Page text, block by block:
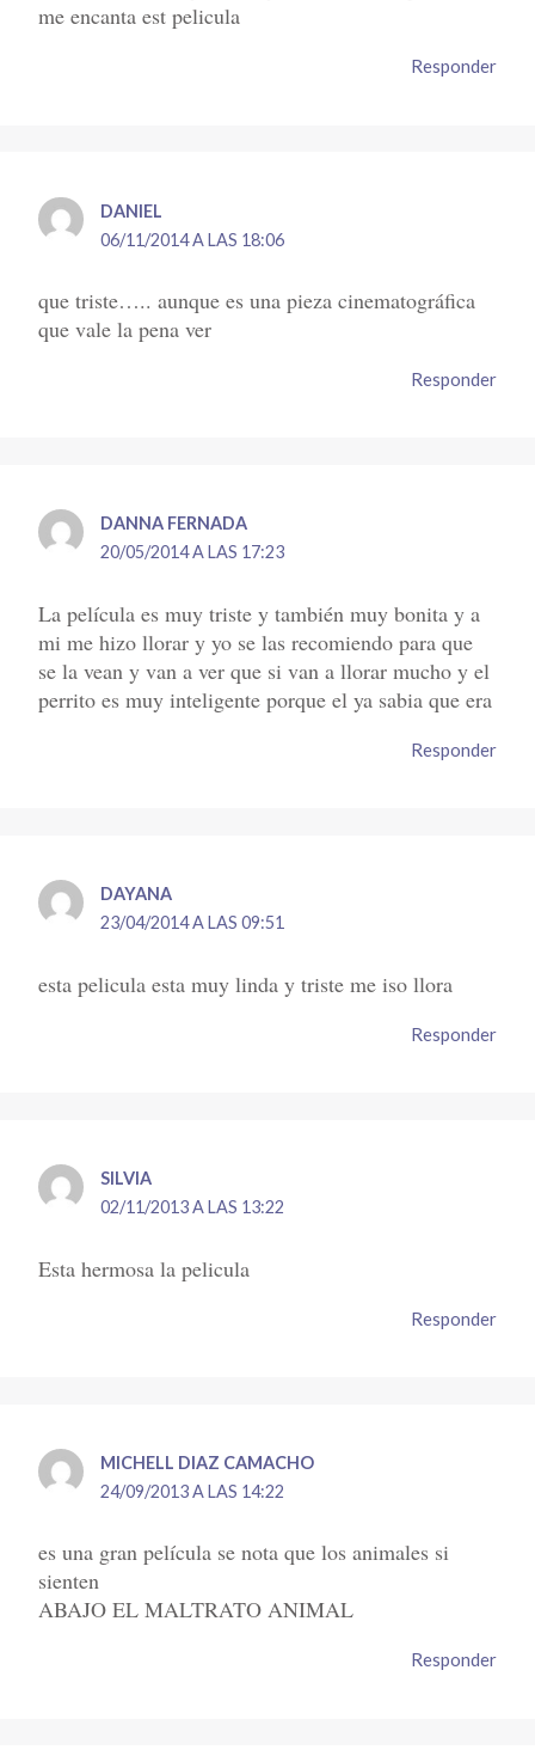
me encanta est pelicula
Responder
DANIEL
06/11/2014 A LAS 18:06
que triste….. aunque es una pieza cinematográfica
que vale la pena ver
Responder
DANNA FERNADA
20/05/2014 A LAS 17:23
La película es muy triste y también muy bonita y a
mi me hizo llorar y yo se las recomiendo para que
se la vean y van a ver que si van a llorar mucho y el
perrito es muy inteligente porque el ya sabia que era
Responder
DAYANA
23/04/2014 A LAS 09:51
esta pelicula esta muy linda y triste me iso llora
Responder
SILVIA
02/11/2013 A LAS 13:22
Esta hermosa la pelicula
Responder
MICHELL DIAZ CAMACHO
24/09/2013 A LAS 14:22
es una gran película se nota que los animales si
sienten
ABAJO EL MALTRATO ANIMAL
Responder